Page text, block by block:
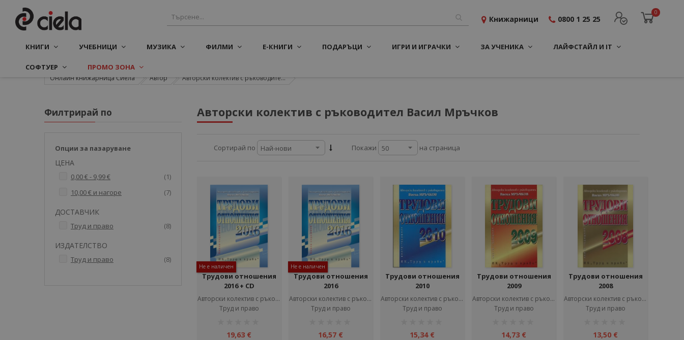
0
Книжарници 0800 1 25 25
КНИГИ УЧЕБНИЦИ МУЗИКА ФИЛМИ Е-КНИГИ ПОДАРЪЦИ ИГРИ И ИГРАЧКИ ЗА УЧЕНИКА ЛАЙФСТАЙЛ И IT
СОФТУЕР ПРОМО ЗОНА
Онлайн книжарница Сиела Автор Авторски колектив с ръководите...
Авторски колектив с ръководител Васил Мръчков
Сортирай по Покажи на страница
Не е наличен
Трудови отношения
2016 + CD
Авторски колектив с ръководител Васил Мръчков
Труд и право
19,63 €
Не е наличен
Трудови отношения
2016
Авторски колектив с ръководител Васил Мръчков
Труд и право
16,57 €
Трудови отношения
2010
Авторски колектив с ръководител Васил Мръчков
Труд и право
15,34 €
Трудови отношения
2009
Авторски колектив с ръководител Васил Мръчков
Труд и право
14,73 €
Трудови отношения
2008
Авторски колектив с ръководител Васил Мръчков
Труд и право
13,50 €
Филтрирай по
Опции за пазаруване
ЦЕНА
0,00 €- 9,99 € 1артикул
10,00 € и нагоре 7артикули
ДОСТАВЧИК
Труд и право 8артикули
ИЗДАТЕЛСТВО
Труд и право 8артикули